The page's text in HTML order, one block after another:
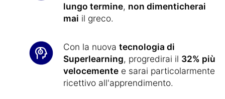
lungo termine, non dimenticherai
mai il greco.
Con la nuova tecnologia di
Superlearning, progredirai il 32% più
velocemente e sarai particolarmente
ricettivo all'apprendimento.